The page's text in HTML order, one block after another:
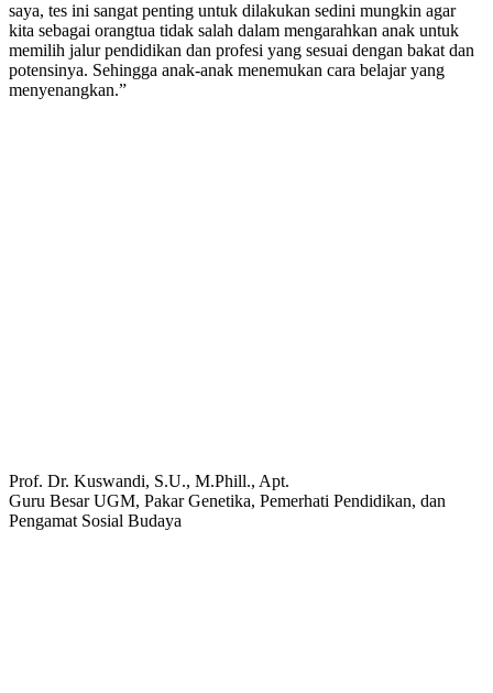
saya, tes ini sangat penting untuk dilakukan sedini mungkin agar
kita sebagai orangtua tidak salah dalam mengarahkan anak untuk
memilih jalur pendidikan dan profesi yang sesuai dengan bakat dan
potensinya. Sehingga anak-anak menemukan cara belajar yang
menyenangkan.”
Prof. Dr. Kuswandi, S.U., M.Phill., Apt.
Guru Besar UGM, Pakar Genetika, Pemerhati Pendidikan, dan
Pengamat Sosial Budaya